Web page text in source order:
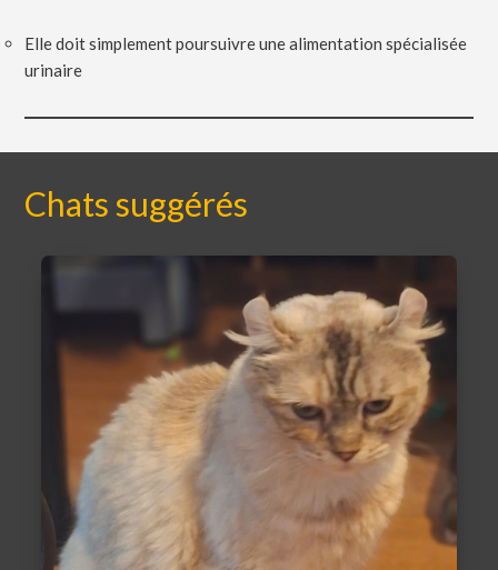
Elle doit simplement poursuivre une alimentation spécialisée
urinaire
Chats suggérés